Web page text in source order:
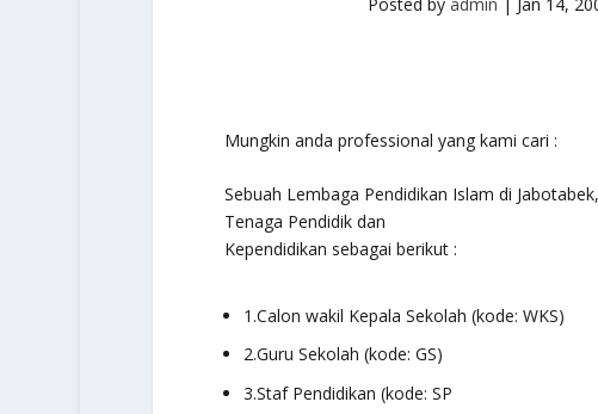
Mungkin anda professional yang kami cari :
Sebuah Lembaga Pendidikan Islam di
Tenaga Pendidik dan
Kependidikan sebagai berikut :
1.Calon wakil Kepala Sekolah (kode: WKS)
2.Guru Sekolah (kode: GS)
3.Staf Pendidikan (kode: SP